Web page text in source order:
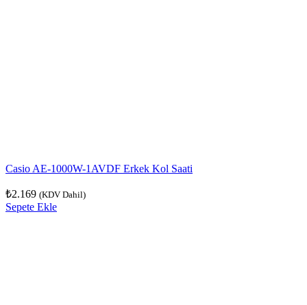
Casio AE-1000W-1AVDF Erkek Kol Saati
₺2.169 (KDV Dahil)
Sepete Ekle